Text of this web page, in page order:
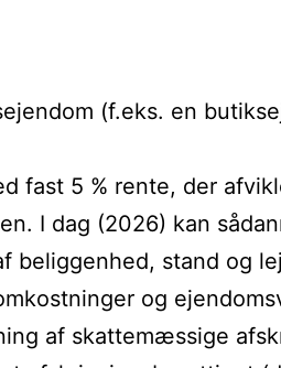
(f.eks. en
fast 5 % rente, der
I dag (2026) kan
beliggenhed, stand og
og
af skattemæssige